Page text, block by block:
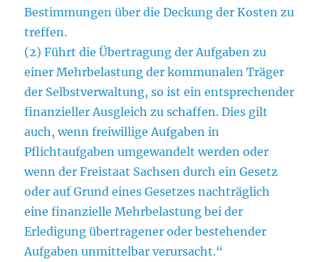
Bestimmungen über die Deckung der Kosten zu
treffen.
(2) Führt die Übertragung der Aufgaben zu
einer Mehrbelastung der kommunalen Träger
der Selbstverwaltung, so ist ein entsprechender
finanzieller Ausgleich zu schaffen. Dies gilt
auch, wenn freiwillige Aufgaben in
Pflichtaufgaben umgewandelt werden oder
wenn der Freistaat Sachsen durch ein Gesetz
oder auf Grund eines Gesetzes nachträglich
eine finanzielle Mehrbelastung bei der
Erledigung übertragener oder bestehender
Aufgaben unmittelbar verursacht.“